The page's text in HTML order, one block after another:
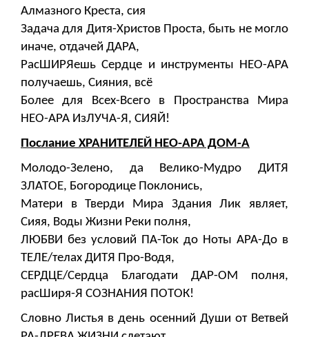
Алмазного Креста, сия
Задача для Дитя-Христов Проста, быть не могло
иначе, отдачей ДАРА,
РасШИРЯешь Сердце и инструменты НЕО-АРА
получаешь, Сияния, всё
Более для Всех-Всего в Пространства Мира
НЕО-АРА ИзЛУЧА-Я, СИЯЙ!
Послание ХРАНИТЕЛЕЙ НЕО-АРА ДОМ-А
Молодо-Зелено, да Велико-Мудро ДИТЯ
ЗЛАТОЕ, Богородице Поклонись,
Матери в Тверди Мира Здания Лик являет,
Сияя, Воды Жизни Реки полня,
ЛЮБВИ без условий ПА-Ток до Ноты АРА-До в
ТЕЛЕ/телах ДИТЯ Про-Водя,
СЕРДЦЕ/Сердца Благодати ДАР-ОМ полня,
расШиря-Я СОЗНАНИЯ ПОТОК!
Словно Листья в день осенний Души от Ветвей